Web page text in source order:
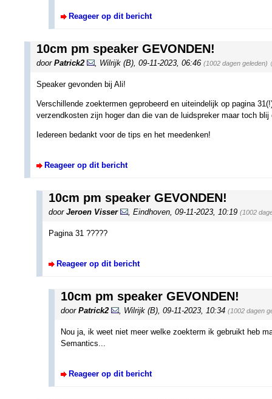
Reageer op dit bericht
10cm pm speaker GEVONDEN!
door Patrick2 Wilrijk (B) 09-11-2023, 06:46 (1002 dagen geleden)
Speaker gevonden bij Ali!
Verschillende zoektermen geprobeerd en uiteindelijk op pagina
verzendkosten zijn hoger dan die van de luidspreker maar toch
Iedereen bedankt voor de tips en het meedenken!
Reageer op dit bericht
10cm pm speaker GEVONDEN!
door Jeroen Visser , Eindhoven, 09-11-2023, 10:19 (1002
Pagina 31 ?????
Reageer op dit bericht
10cm pm speaker GEVONDEN!
door Patrick2 , Wilrijk (B), 09-11-2023, 10:34 (1002 dagen
Nou ja, ik weet niet meer welke zoekterm ik gebruikt heb
Semantics...
Reageer op dit bericht